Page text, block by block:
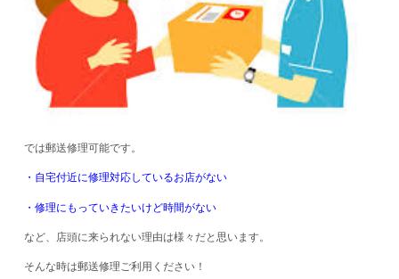
では郵送修理可能です。
・自宅付近に修理対応しているお店がない
・修理にもっていきたいけど時間がない
など、店頭に来られない理由は様々だと思います。
そんな時は郵送修理ご利用ください！